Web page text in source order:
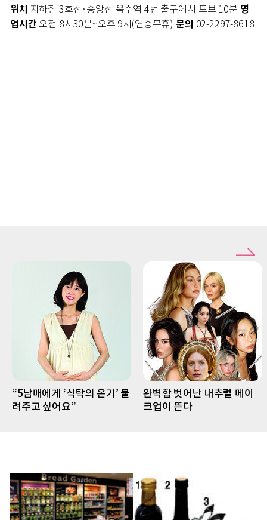
위치 지하철 3호선·중앙선 옥수역 4번 출구에서 도보 10분 영
업시간 오전 8시30분~오후 9시(연중무휴)문의 02-2297-8618
“5남매에게 ‘식탁의 온기’ 물
려주고 싶어요”
완벽함 벗어난 내추럴 메이
크업이 뜬다